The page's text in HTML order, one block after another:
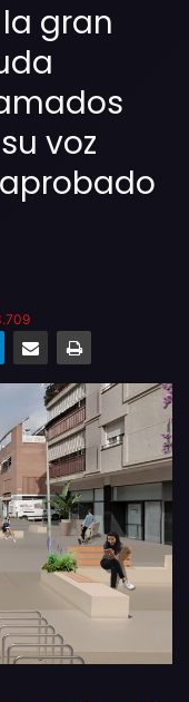
gran
voz
TelegramCompartir por email Imprimir